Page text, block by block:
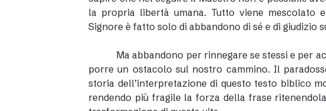
la propria libertà umana. Tutto viene
Signore è fatto solo di abbandono di sé e di giudizio
Ma abbandono per rinnegare se stessi e per
porre un ostacolo sul nostro cammino. Il
storia dell’interpretazione di questo testo biblico
rendendo più fragile la forza della frase